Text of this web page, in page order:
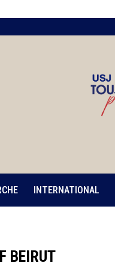
INTERNATIONAL
BEIRUT